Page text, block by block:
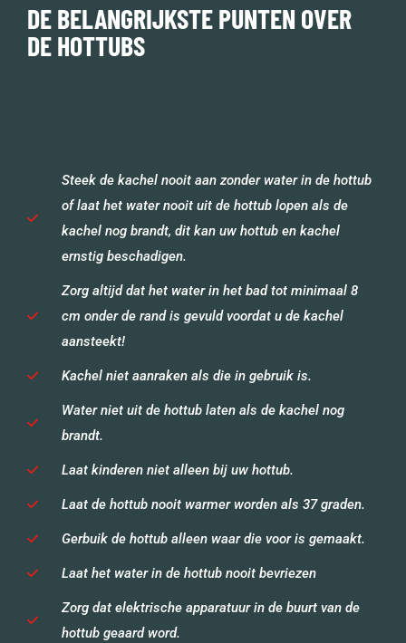
DE BELANGRIJKSTE PUNTEN OVER
DE HOTTUBS
Steek de kachel nooit aan zonder water in de hottub
of laat het water nooit uit de hottub lopen als de
kachel nog brandt, dit kan uw hottub en kachel
ernstig beschadigen.
Zorg altijd dat het water in het bad tot minimaal 8
cm onder de rand is gevuld voordat u de kachel
aansteekt!
Kachel niet aanraken als die in gebruik is.
Water niet uit de hottub laten als de kachel nog
brandt.
Laat kinderen niet alleen bij uw hottub.
Laat de hottub nooit warmer worden als 37 graden.
Gerbuik de hottub alleen waar die voor is gemaakt.
Laat het water in de hottub nooit bevriezen
Zorg dat elektrische apparatuur in de buurt van de
hottub geaard word.